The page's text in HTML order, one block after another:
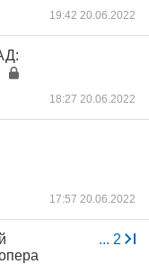
19:42 20.06.2022
18:27 20.06.2022
17:57 20.06.2022
... 2